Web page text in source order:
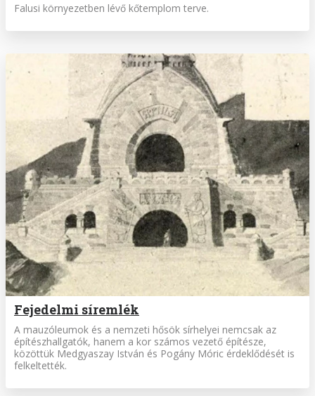
Falusi környezetben lévő kőtemplom terve.
Fejedelmi síremlék
A mauzóleumok és a nemzeti hősök sírhelyei nemcsak az
építészhallgatók, hanem a kor számos vezető építésze,
közöttük Medgyaszay István és Pogány Móric érdeklődését is
felkeltették.